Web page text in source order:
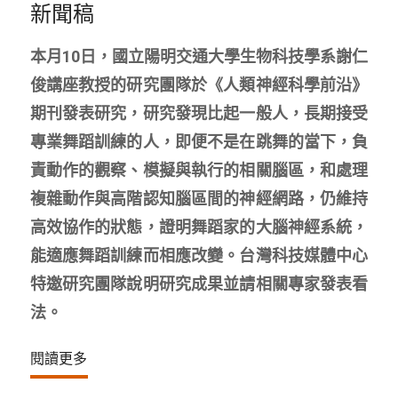
新聞稿
本月10日，國立陽明交通大學生物科技學系謝仁
俊講座教授的研究團隊於《人類神經科學前沿》
期刊發表研究，研究發現比起一般人，長期接受
專業舞蹈訓練的人，即便不是在跳舞的當下，負
責動作的觀察、模擬與執行的相關腦區，和處理
複雜動作與高階認知腦區間的神經網路，仍維持
高效協作的狀態，證明舞蹈家的大腦神經系統，
能適應舞蹈訓練而相應改變。台灣科技媒體中心
特邀研究團隊說明研究成果並請相關專家發表看
法。
閱讀更多